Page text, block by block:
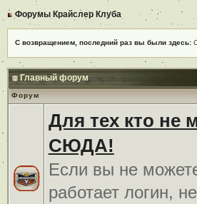
Форумы Крайслер Клуба
С возвращением, последний раз вы были здесь:
Главный форум
Форум
Для тех кто не
СЮДА!
Если вы не
работает логин,